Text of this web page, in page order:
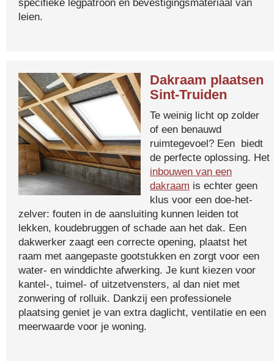
specifieke legpatroon en bevestigingsmateriaal van
leien.
Dakraam plaatsen
Sint-Truiden
Te weinig licht op zolder
of een benauwd
ruimtegevoel? Een biedt
de perfecte oplossing. Het
inbouwen van een
dakraam is echter geen
klus voor een doe-het-
zelver: fouten in de aansluiting kunnen leiden tot
lekken, koudebruggen of schade aan het dak. Een
dakwerker zaagt een correcte opening, plaatst het
raam met aangepaste gootstukken en zorgt voor een
water- en winddichte afwerking. Je kunt kiezen voor
kantel-, tuimel- of uitzetvensters, al dan niet met
zonwering of rolluik. Dankzij een professionele
plaatsing geniet je van extra daglicht, ventilatie en een
meerwaarde voor je woning.